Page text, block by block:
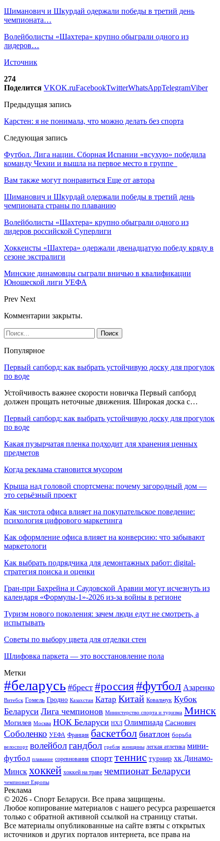
Шиманович и Шкурдай одержали победы в третий день
чемпионата…
Волейболисты «Шахтера» крупно обыграли одного из
лидеров…
Источник
274
Поделится VKOK.ruFacebookTwitterWhatsAppTelegramViber
Предыдущая запись
Карстен: я не понимала, что можно делать без спорта
Следующая запись
Футбол. Лига нации. Сборная Испании «всухую» победила
команду Чехии и вышла на первое место в группе
Вам также могут понравиться Еще от автора
Шиманович и Шкурдай одержали победы в третий день
чемпионата страны по плаванию
Волейболисты «Шахтера» крупно обыграли одного из
лидеров российской Суперлиги
Хоккеисты «Шахтера» одержали двенадцатую победу кряду в
сезоне экстралиги
Минские динамовцы сыграли вничью в квалификации
Юношеской лиги УЕФА
Prev Next
Комментарии закрыты.
Популярное
Первый сапборд: как выбрать устойчивую доску для прогулок
по воде
Устойчивость важнее скорости новичка Первый сапборд
должен прощать неточные движения. Широкая доска с…
Первый сапборд: как выбрать устойчивую доску для прогулок
по воде
Какая пузырчатая пленка подходит для хранения ценных
предметов
Когда реклама становится мусором
Крыша над головой спортсмена: почему загородный дом —
это серьёзный проект
Как чистота офиса влияет на покупательское поведение:
психология цифрового маркетинга
Как оформление офиса влияет на конверсию: что забывают
маркетологи
Как выбрать подрядчика для демонтажных работ: digital-
стратегия поиска и оценки
Гран-при Бахрейна и Саудовской Аравии могут исчезнуть из
календаря «Формулы-1»-2026 из-за войны в регионе
Туризм нового поколения: зачем люди едут не смотреть, а
испытывать
Советы по выбору цвета для отделки стен
Шлифовка паркета — это восстановление пола
Метки
#беларусь #брест #россия#футбол Азаренко
Витебск Гомель Гродно Казахстан Катар Китай Ковальчук Кубок
Беларуси Лига чемпионов Министерство спорта и туризма Минск
Могилев Москва НОК Беларуси НХЛ Олимпиада Саснович
Соболенко УЕФА Франция баскетбол биатлон борьба
велоспорт волейболгандбол гребля женщины легкая атлетика мини-
футбол плавание соревнования спорт теннис турнир хк Динамо-
Минск хоккей хоккей на траве чемпионат Беларуси
чемпионат Европы
Реклама
© 2026 - Спорт Беларуси. Все права защищены.
Любое копирование материалов с нашего ресурса разрешается
только с обратной активной ссылкой на страницу статьи.
Все материалы опубликованные на сайте взяты с открытых
источников и других порталов интернета, все права на